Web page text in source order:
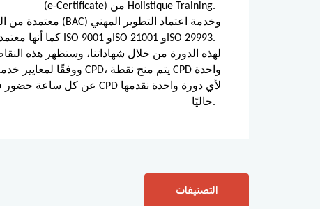
(e-Certificate) من Holistique Training.
المستمر (CPD)، كما أنها معتمدة وفق معايير ISO 9001 وISO 21001 وISO 29993.
حاليًا.
التصنيفات